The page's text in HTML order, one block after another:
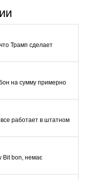
Трамп сделает
на сумму примерно
работает в штатном
Bit bon, немає